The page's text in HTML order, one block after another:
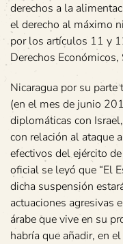
derechos a la
el derecho al máximo
por los artículos 11 y
Derechos
Nicaragua por su
(en el mes de junio
diplomáticas con
con relación al ataque
efectivos del ejército
oficial se leyó que “El
dicha suspensión
actuaciones agresivas
árabe que vive en su
habría que añadir, en